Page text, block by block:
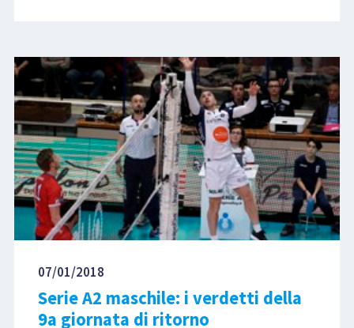
07/01/2018
Serie A2 maschile: i verdetti della
9a giornata di ritorno